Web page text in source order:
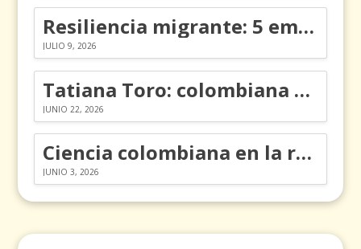
Resiliencia migrante: 5 emociones y cómo gestionarlas
JULIO 9, 2026
Tatiana Toro: colombiana que cambió la historia de las matemáticas
JUNIO 22, 2026
Ciencia colombiana en la revolución de los órganos en chips
JUNIO 3, 2026